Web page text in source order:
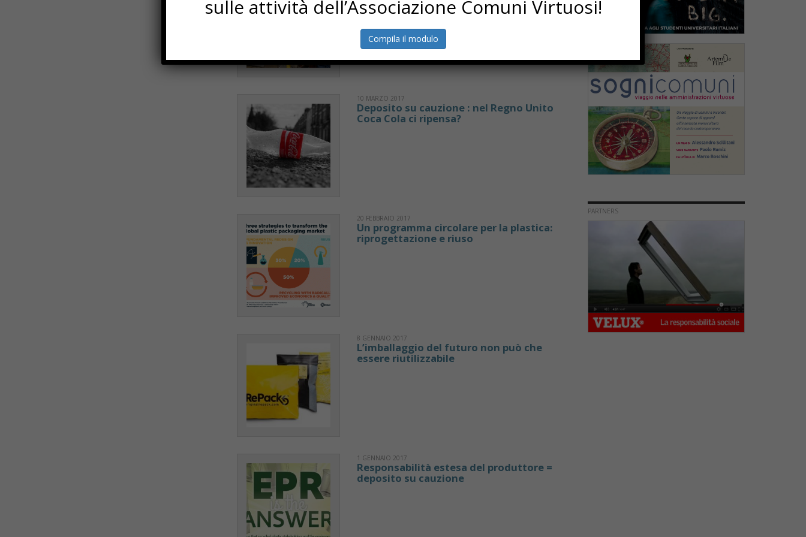
10 MARZO 2017
Deposito su cauzione : nel Regno Unito
Coca Cola ci ripensa?
20 FEBBRAIO 2017
Un programma circolare per la plastica:
riprogettazione e riuso
8 GENNAIO 2017
L’imballaggio del futuro non può che
essere riutilizzabile
1 GENNAIO 2017
Responsabilità estesa del produttore =
deposito su cauzione
PARTNERS
sulle attività dell’Associazione Comuni Virtuosi!
Compila il modulo